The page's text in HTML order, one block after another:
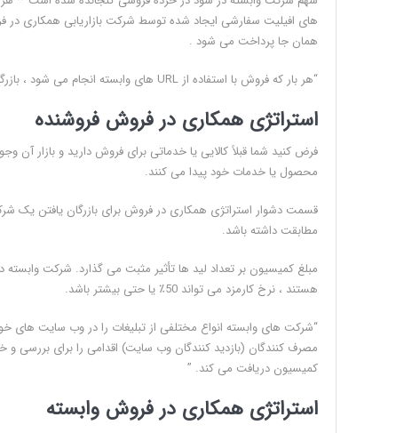
های افیلیت سفارشی ایجاد شده توسط شرکت بازاریابی همکاری
همان جا پرداخت می شود .
“هر بار که فروش با استفاده از URL های وابسته انجام می شود ، بازرگان از طریق شرکت بازاریابی وابسته مبلغی را به سازنده محتوا پرداخت می کند.”
استراتژی همکاری در فروش فروشنده
فرض کنید شما قبلاً کالایی یا خدماتی برای فروش دارید و بازار آن
محصول یا خدمات خود پیدا می کنند.
قسمت دشوار استراتژی همکاری در فروش برای بازرگان یافتن یک
مطابقت داشته باشد.
مبلغ کمیسیون بر تعداد لید ها تأثیر مثبت می گذارد. شرکت وابسته
هستند ، نرخ کارمزد می تواند 50٪ یا حتی بیشتر باشد.
“شرکت های وابسته انواع مختلفی از تبلیغات را در وب سایت های
مصرف کنندگان (بازدید کنندگان وب سایت) اقدامی را برای بررسی
کمیسیون دریافت می کند. ”
استراتژی همکاری در فروش وابسته